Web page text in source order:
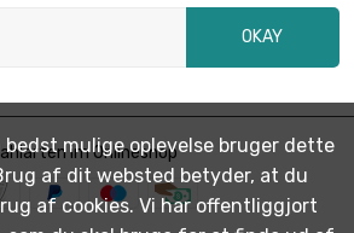
OKAY
im Onlineshop
bedst mulige oplevelse bruger dette
af dit websted betyder, at du
af cookies. Vi har offentliggjort